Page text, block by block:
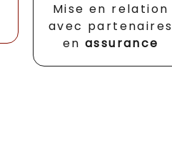
Mise en relation
avec partenaires
en assurance